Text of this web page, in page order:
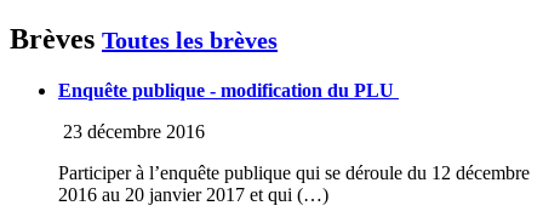
Brèves Toutes les brèves
Enquête publique - modification du PLU
23 décembre 2016
Participer à l’enquête publique qui se déroule du 12 décembre
2016 au 20 janvier 2017 et qui (…)